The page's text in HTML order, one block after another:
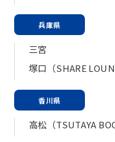
兵庫県
三宮
塚口（SHARE
香川県
高松（TSUTAYA